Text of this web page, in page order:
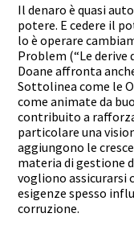
Il denaro è quasi
potere. E cedere il
lo è operare
Problem (“Le derive
Doane affronta
Sottolinea come le
come animate da
contribuito a
particolare una
aggiungono le
materia di gestione
vogliono assicurarsi
esigenze spesso
corruzione.